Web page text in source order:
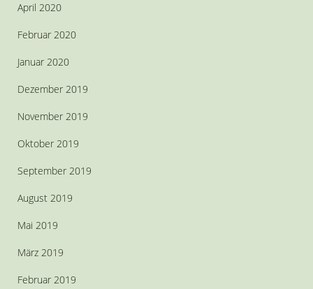
April 2020
Februar 2020
Januar 2020
Dezember 2019
November 2019
Oktober 2019
September 2019
August 2019
Mai 2019
März 2019
Februar 2019